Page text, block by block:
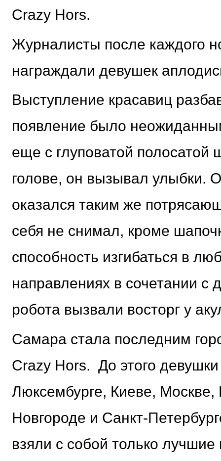
Crazy Hors.
Журналисты после каждого
награждали девушек
Выступление красавиц
появление было
еще с глуповатой полосатой
голове, он вызывал улыбки.
оказался таким же
себя не снимал, кроме
способность изгибаться в
направлениях в сочетании с
робота вызвали восторг у
Самара стала последним
Crazy Hors. До этого
Люксембурге, Киеве,
Новгороде и Санкт-
взяли с собой только